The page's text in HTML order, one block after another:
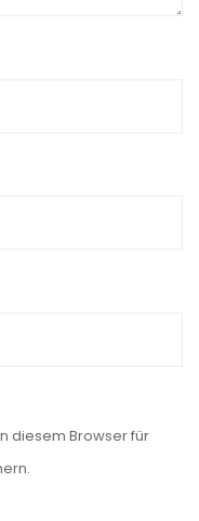
diesem Browser für